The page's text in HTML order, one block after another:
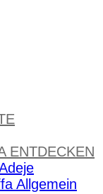
ENTDECKEN
Allgemein